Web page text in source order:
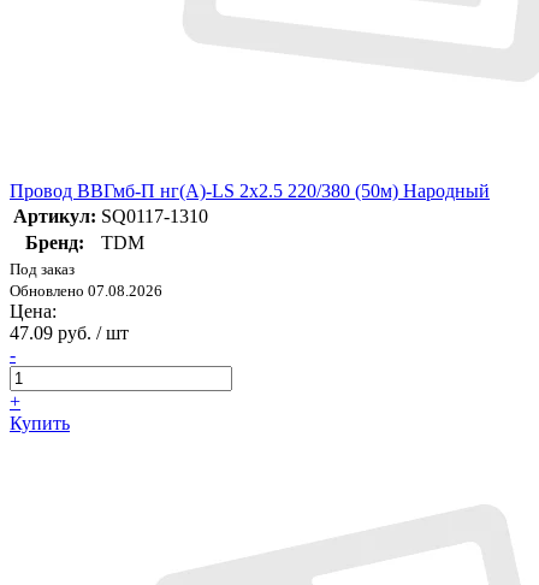
Провод ВВГмб-П нг(А)-LS 2х2.5 220/380 (50м) Народный
Артикул: SQ0117-1310
Бренд:
TDM
Под заказ
Обновлено 07.08.2026
Цена:
47.09 руб. / шт
-
+
Купить